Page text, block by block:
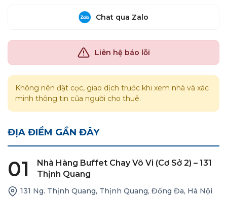
Chat qua Zalo
Liên hệ báo lỗi
Không nên đặt cọc, giao dịch trước khi xem nhà và xác
minh thông tin của người cho thuê.
ĐỊA ĐIỂM GẦN ĐÂY
01
Nhà Hàng Buffet Chay Vô Vi (cơ Sở 2) – 131
Thịnh Quang
131 Ng. Thịnh Quang, Thịnh Quang, Đống Đa, Hà Nội